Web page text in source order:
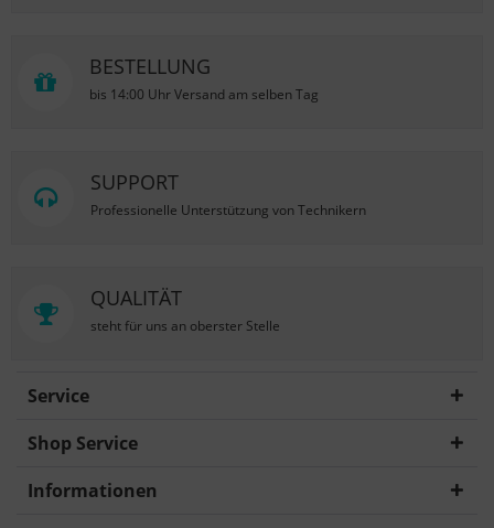
BESTELLUNG
bis 14:00 Uhr Versand am selben Tag
SUPPORT
Professionelle Unterstützung von Technikern
QUALITÄT
steht für uns an oberster Stelle
Service
Shop Service
Informationen